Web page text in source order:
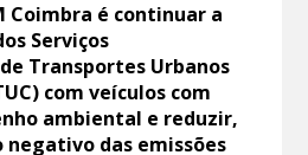
Coimbra é continuar a
Serviços
Transportes Urbanos
com veículos com
ambiental e reduzir,
negativo das emissões